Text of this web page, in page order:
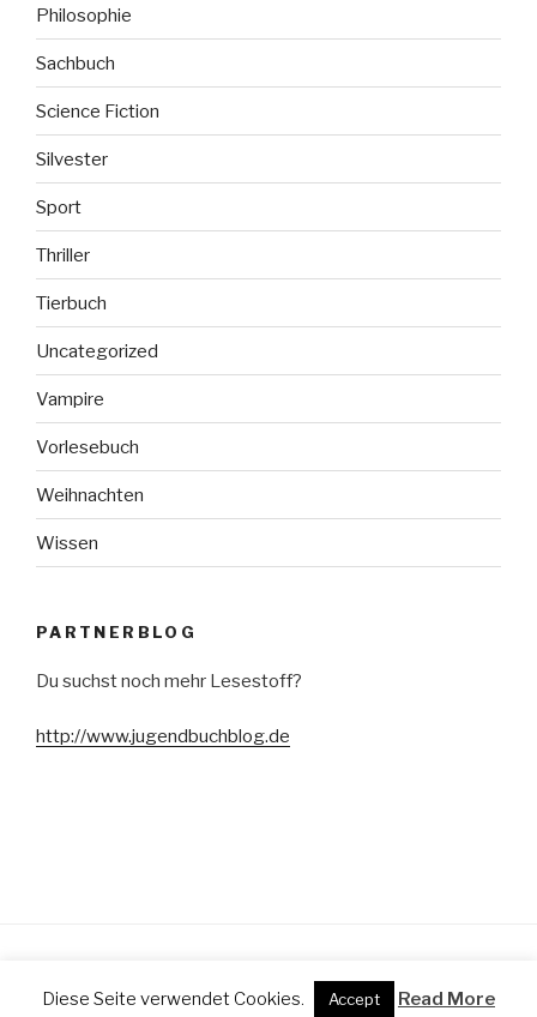
Philosophie
Sachbuch
Science Fiction
Silvester
Sport
Thriller
Tierbuch
Uncategorized
Vampire
Vorlesebuch
Weihnachten
Wissen
PARTNERBLOG
Du suchst noch mehr Lesestoff?
http://www.jugendbuchblog.de
Diese Seite verwendet Cookies. Accept Read More